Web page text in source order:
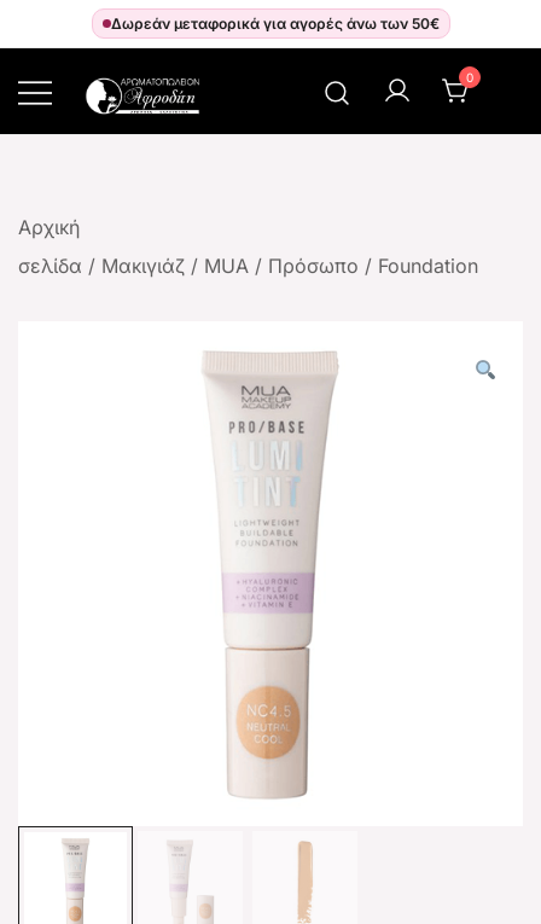
Δωρεάν μεταφορικά για αγορές άνω των 50€
0
Αρχική
σελίδα / Μακιγιάζ / MUA / Πρόσωπο / Foundation